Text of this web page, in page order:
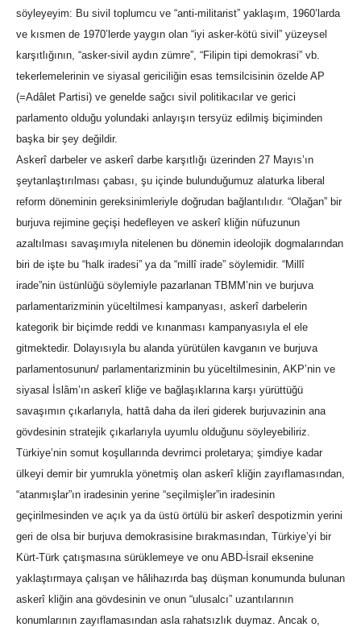
söyleyeyim: Bu sivil toplumcu ve “anti-militarist” yaklaşım, 1960’larda
ve kısmen de 1970’lerde yaygın olan “iyi asker-kötü sivil” yüzeysel
karşıtlığının, “asker-sivil aydın zümre”, “Filipin tipi demokrasi” vb.
tekerlemelerinin ve siyasal gericiliğin esas temsilcisinin özelde AP
(=Adâlet Partisi) ve genelde sağcı sivil politikacılar ve gerici
parlamento olduğu yolundaki anlayışın tersyüz edilmiş biçiminden
başka bir şey değildir.
Askerî darbeler ve askerî darbe karşıtlığı üzerinden 27 Mayıs’ın
şeytanlaştırılması çabası, şu içinde bulunduğumuz alaturka liberal
reform döneminin gereksinimleriyle doğrudan bağlantılıdır. “Olağan” bir
burjuva rejimine geçişi hedefleyen ve askerî kliğin nüfuzunun
azaltılması savaşımıyla nitelenen bu dönemin ideolojik dogmalarından
biri de işte bu “halk iradesi” ya da “millî irade” söylemidir. “Millî
irade”nin üstünlüğü söylemiyle pazarlanan TBMM’nin ve burjuva
parlamentarizminin yüceltilmesi kampanyası, askerî darbelerin
kategorik bir biçimde reddi ve kınanması kampanyasıyla el ele
gitmektedir. Dolayısıyla bu alanda yürütülen kavganın ve burjuva
parlamentosunun/ parlamentarizminin bu yüceltilmesinin, AKP’nin ve
siyasal İslâm’ın askerî kliğe ve bağlaşıklarına karşı yürüttüğü
savaşımın çıkarlarıyla, hattâ daha da ileri giderek burjuvazinin ana
gövdesinin stratejik çıkarlarıyla uyumlu olduğunu söyleyebiliriz.
Türkiye’nin somut koşullarında devrimci proletarya; şimdiye kadar
ülkeyi demir bir yumrukla yönetmiş olan askerî kliğin zayıflamasından,
“atanmışlar”ın iradesinin yerine “seçilmişler”in iradesinin
geçirilmesinden ve açık ya da üstü örtülü bir askerî despotizmin yerini
geri de olsa bir burjuva demokrasisine bırakmasından, Türkiye’yi bir
Kürt-Türk çatışmasına sürüklemeye ve onu ABD-İsrail eksenine
yaklaştırmaya çalışan ve hâlihazırda baş düşman konumunda bulunan
askerî kliğin ana gövdesinin ve onun “ulusalcı” uzantılarının
konumlarının zayıflamasından asla rahatsızlık duymaz. Ancak o,